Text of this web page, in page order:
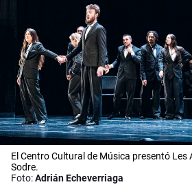
El Centro Cultural de Música presentó Les
Sodre.
Foto:Adrián Echeverriaga